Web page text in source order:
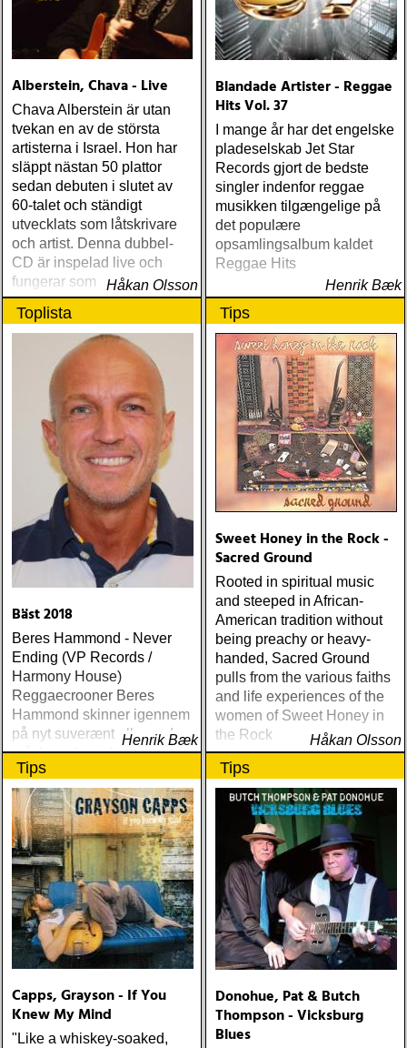
Alberstein, Chava - Live
Chava Alberstein är utan
tvekan en av de största
artisterna i Israel. Hon har
släppt nästan 50 plattor
sedan debuten i slutet av
60-talet och ständigt
utvecklats som låtskrivare
och artist. Denna dubbel-
CD är inspelad live och
fungerar som en utmärkt
introduktion till denna
världsartist.
Håkan Olsson
Blandade Artister - Reggae
Hits Vol. 37
I mange år har det engelske
pladeselskab Jet Star
Records gjort de bedste
singler indenfor reggae
musikken tilgængelige på
det populære
opsamlingsalbum kaldet
Reggae Hits
Henrik Bæk
Toplista
Bäst 2018
Beres Hammond - Never
Ending (VP Records /
Harmony House)
Reggaecrooner Beres
Hammond skinner igennem
på nyt suverænt album, der
måske er hans bedste
gennem tiderne
Henrik Bæk
Tips
Sweet Honey in the Rock -
Sacred Ground
Rooted in spiritual music
and steeped in African-
American tradition without
being preachy or heavy-
handed, Sacred Ground
pulls from the various faiths
and life experiences of the
women of Sweet Honey in
the Rock
Håkan Olsson
Tips
Capps, Grayson - If You
Knew My Mind
"Like a whiskey-soaked,
Tips
Donohue, Pat & Butch
Thompson - Vicksburg
Blues